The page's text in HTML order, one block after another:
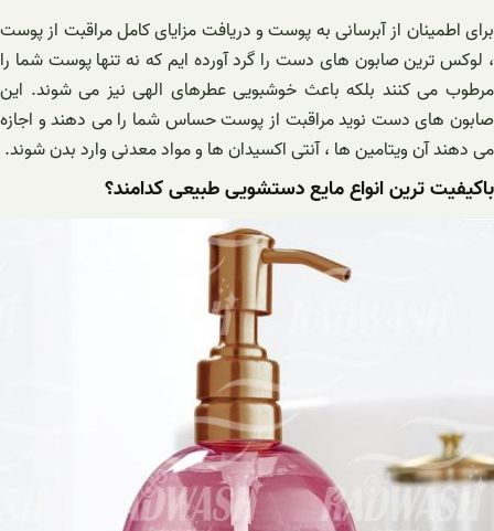
برای اطمینان از آبرسانی به پوست و دریافت مزایای کامل مراقبت از پوست
، لوکس ترین صابون های دست را گرد آورده ایم که نه تنها پوست شما را
مرطوب می کنند بلکه باعث خوشبویی عطرهای الهی نیز می شوند. این
صابون های دست نوید مراقبت از پوست حساس شما را می دهند و اجازه
می دهند آن ویتامین ها ، آنتی اکسیدان ها و مواد معدنی وارد بدن شوند.
باکیفیت ترین انواع مایع دستشویی طبیعی کدامند؟